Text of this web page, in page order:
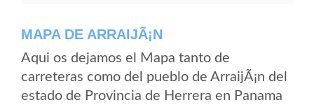
MAPA DE ARRAIJÃ¡N
Aqui os dejamos el Mapa tanto de
carreteras como del pueblo de ArraijÃ¡n del
estado de Provincia de Herrera en Panama